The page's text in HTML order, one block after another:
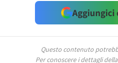
Aggiungici
Questo contenuto
Per conoscere i dettagli